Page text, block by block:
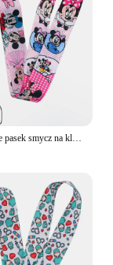
Mickey Minnie pasek smycz na klucze brelok pokrowiec na karty ID karta kredytowa Pass ozdobny pasek lasso wisiorek do telefonu komórkowego akcesoria